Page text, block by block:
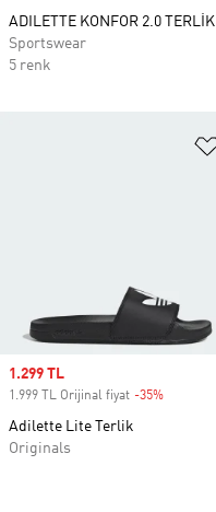
ADILETTE KONFOR 2.0 TERLİK
Sportswear
5 renk
Sale price
1.299 TL
1.999 TL Orijinal fiyat -35%
Adilette Lite Terlik
Originals